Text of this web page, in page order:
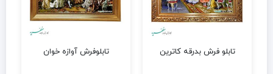
تابلو فرش بدرقه کاترین تابلوفرش آوازه خوان